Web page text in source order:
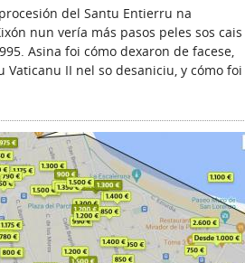
del Santu Entierru na
nun vería más pasos peles sos cais
Asina foi cómo dexaron de facese,
II nel so desaniciu, y cómo foi